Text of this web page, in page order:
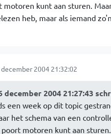
kunt aan sturen.
heb, maar als iemand
2004 21:32:02
december 2004 21:27:43
een week op dit topic
het schema van een
motoren kunt aan